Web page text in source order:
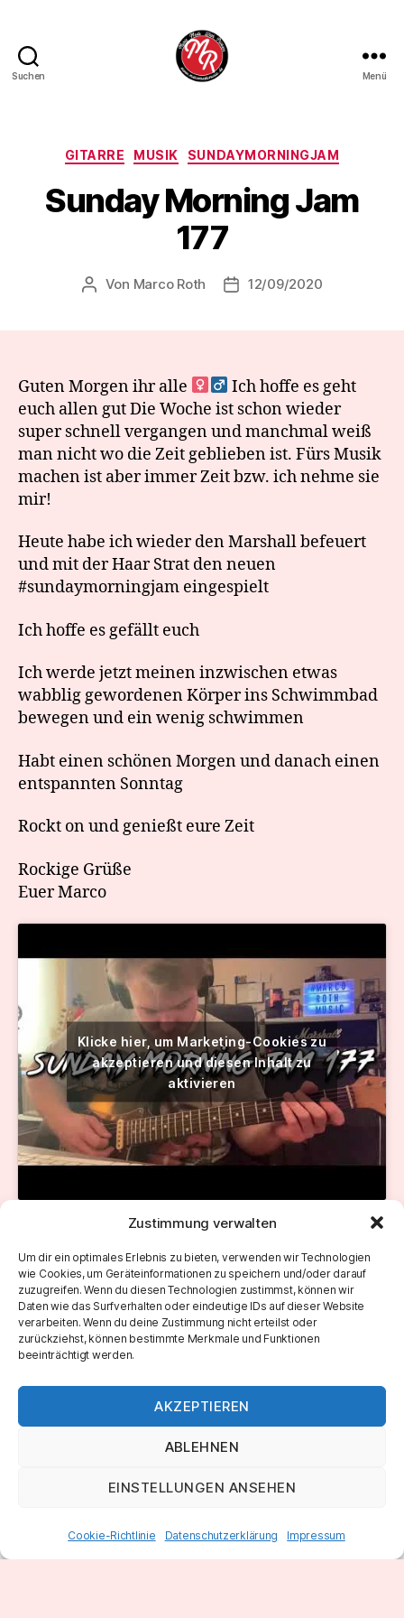
Zustimmung verwalten
Um dir ein optimales Erlebnis zu bieten, verwenden wir Technologien
wie Cookies, um Geräteinformationen zu speichern und/oder darauf
zuzugreifen. Wenn du diesen Technologien zustimmst, können wir
Daten wie das Surfverhalten oder eindeutige IDs auf dieser Website
verarbeiten. Wenn du deine Zustimmung nicht erteilst oder
zurückziehst, können bestimmte Merkmale und Funktionen
beeinträchtigt werden.
AKZEPTIEREN
ABLEHNEN
EINSTELLUNGEN ANSEHEN
Cookie-Richtlinie Datenschutzerklärung Impressum
Suchen Menü
Kategorien
GITARRE MUSIK SUNDAYMORNINGJAM
Sunday Morning Jam
177
Beitragsautor
Von Marco Roth Veröffentlichungsdatum
12/09/2020
Guten Morgen ihr alle ‍
Ich hoffe es geht
euch allen gut Die Woche ist schon wieder
super schnell vergangen und manchmal weiß
man nicht wo die Zeit geblieben ist. Fürs Musik
machen ist aber immer Zeit bzw. ich nehme sie
mir!
Heute habe ich wieder den Marshall befeuert
und mit der Haar Strat den neuen
#sundaymorningjam eingespielt
Ich hoffe es gefällt euch
Ich werde jetzt meinen inzwischen etwas
wabblig gewordenen Körper ins Schwimmbad
bewegen und ein wenig schwimmen
Habt einen schönen Morgen und danach einen
entspannten Sonntag
Rockt on und genießt eure Zeit
Rockige Grüße
Euer Marco
Klicke hier, um Marketing-Cookies zu
akzeptieren und diesen Inhalt zu
aktivieren
sundaymorningjam
← Sunday Morning Jam 176
→ Sunday Morning Jam 178